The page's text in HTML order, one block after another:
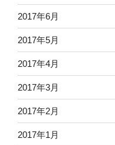
2017年6月
2017年5月
2017年4月
2017年3月
2017年2月
2017年1月